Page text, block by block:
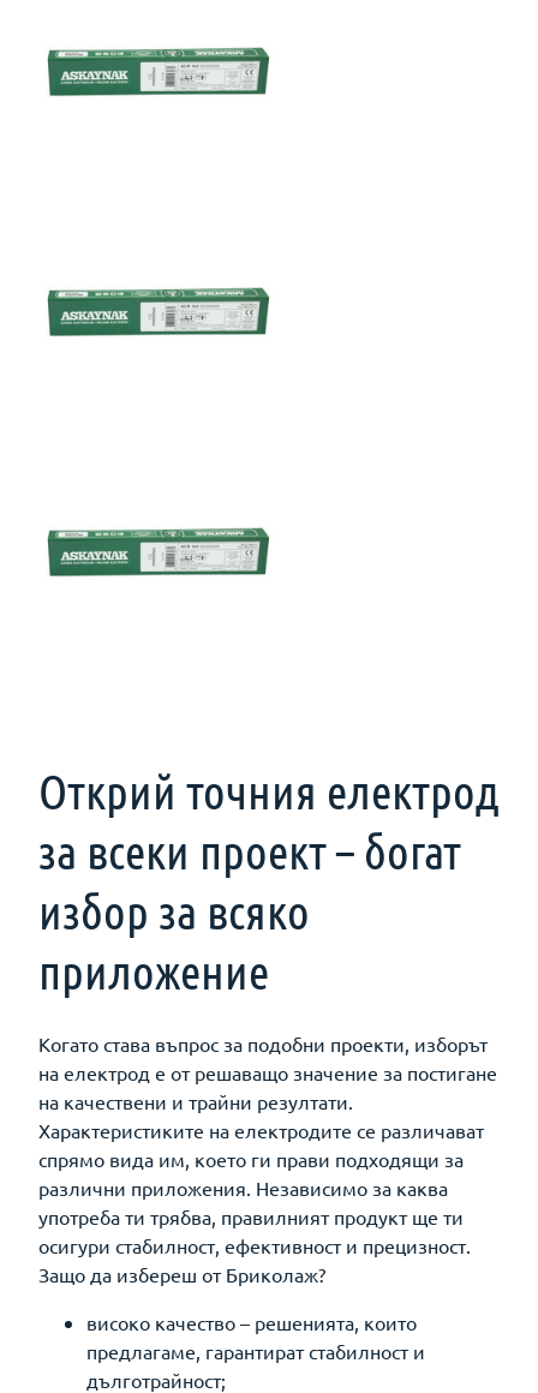
Открий точния електрод
за всеки проект – богат
избор за всяко
приложение
Когато става въпрос за подобни проекти, изборът
на електрод е от решаващо значение за постигане
на качествени и трайни резултати.
Характеристиките на електродите се различават
спрямо вида им, което ги прави подходящи за
различни приложения. Независимо за каква
употреба ти трябва, правилният продукт ще ти
осигури стабилност, ефективност и прецизност.
Защо да избереш от Бриколаж?
високо качество – решенията, които
предлагаме, гарантират стабилност и
дълготрайност;